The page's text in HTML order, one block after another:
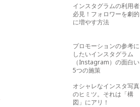
インスタグラムの利用者
必見！フォロワーを劇的
に増やす方法
プロモーションの参考に
したいインスタグラム
（Instagram）の面白い
5つの施策
オシャレなインスタ写真
のヒミツ。それは「構
図」にアリ！